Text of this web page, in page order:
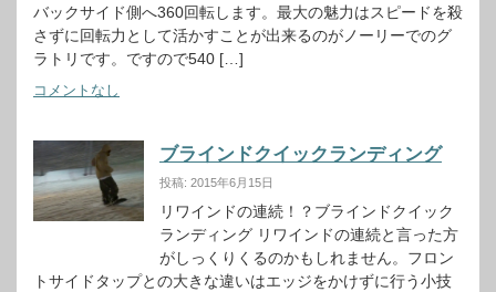
バックサイド側へ360回転します。最大の魅力はスピードを殺
さずに回転力として活かすことが出来るのがノーリーでのグ
ラトリです。ですので540 […]
コメントなし
ブラインドクイックランディング
投稿: 2015年6月15日
リワインドの連続！？ブラインドクイック
ランディング リワインドの連続と言った方
がしっくりくるのかもしれません。フロン
トサイドタップとの大きな違いはエッジをかけずに行う小技